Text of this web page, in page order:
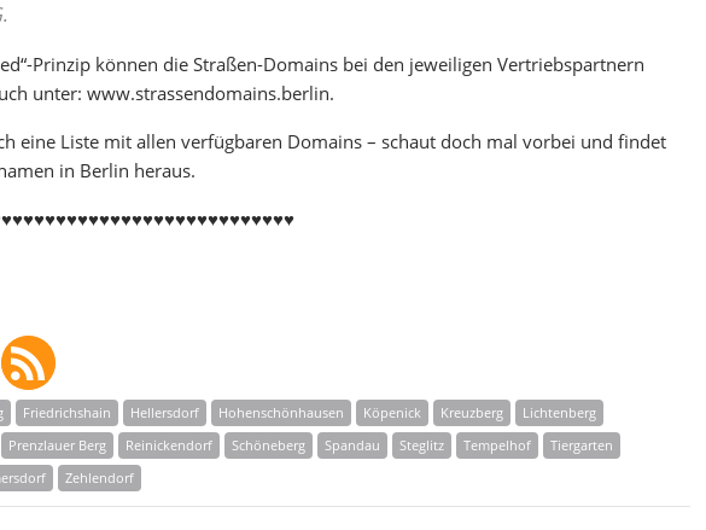
Prinzip können die Straßen-Domains bei den jeweiligen Vertriebspartnern
unter: www.strassendomains.berlin.
eine Liste mit allen verfügbaren Domains – schaut doch mal vorbei und findet
in Berlin heraus.
Friedrichshain Hellersdorf Hohenschönhausen Köpenick Kreuzberg
Lichtenberg
Prenzlauer Berg Reinickendorf Schöneberg Spandau Steglitz Tempelhof
Tiergarten
Zehlendorf